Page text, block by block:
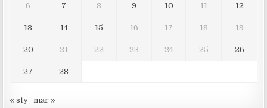
6 7 8 9 10 11 12
13 14 15 16 17 18 19
20 21 22 23 24 25 26
27 28
« sty mar »